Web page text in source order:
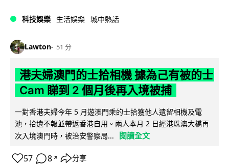
科技娛樂 生活娛樂 城中熱話
Lawton 51 分
港夫婦澳門的士拾相機 據為己有被的士
Cam 睇到 2 個月後再入境被捕
一對香港夫婦今年 5 月遊澳門乘的士拾獲他人遺留相機及電
池，拾遺不報並帶返香港自用。兩人本月 2 日經港珠澳大橋再
次入境澳門時，被治安警察局...
閱讀全文
57 8 ↗ 分享